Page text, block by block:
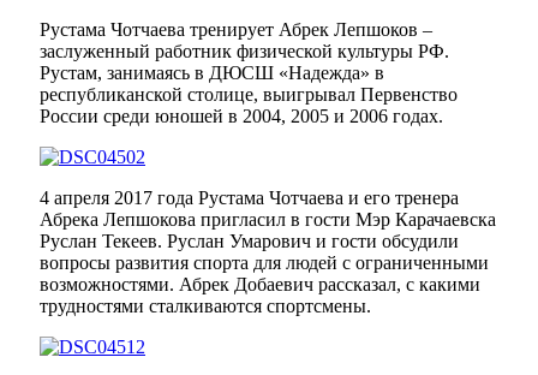
Рустама Чотчаева тренирует Абрек Лепшоков –
заслуженный работник физической культуры РФ.
Рустам, занимаясь в ДЮСШ «Надежда» в
республиканской столице, выигрывал Первенство
России среди юношей в 2004, 2005 и 2006 годах.
4 апреля 2017 года Рустама Чотчаева и его тренера
Абрека Лепшокова пригласил в гости Мэр Карачаевска
Руслан Текеев. Руслан Умарович и гости обсудили
вопросы развития спорта для людей с ограниченными
возможностями. Абрек Добаевич рассказал, с какими
трудностями сталкиваются спортсмены.